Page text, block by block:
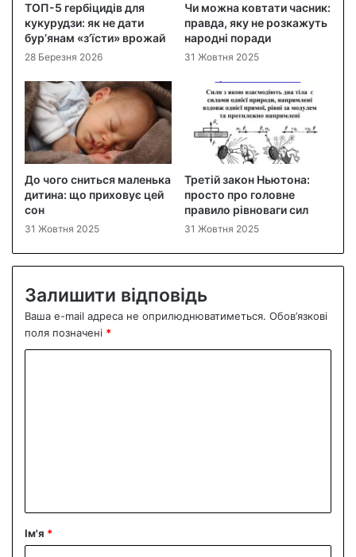
ТОП-5 гербіцидів для
кукурудзи: як не дати
бур’янам «з’їсти» врожай
28 Березня 2026
Чи можна ковтати часник:
правда, яку не розкажуть
народні поради
31 Жовтня 2025
До чого сниться маленька
дитина: що приховує цей
сон
31 Жовтня 2025
Третій закон Ньютона:
просто про головне
правило рівноваги сил
31 Жовтня 2025
Залишити відповідь
Ваша e-mail адреса не оприлюднюватиметься. Обов’язкові
поля позначені *
р
Ім'я *